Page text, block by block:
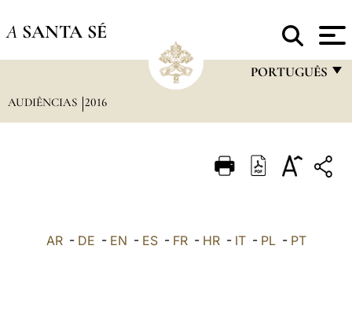
A SANTA SÉ
PORTUGUÊS
ITALIANO
AUDIÊNCIAS 2016
AR- DE - EN - ES- FR- HR- IT- PL- PT